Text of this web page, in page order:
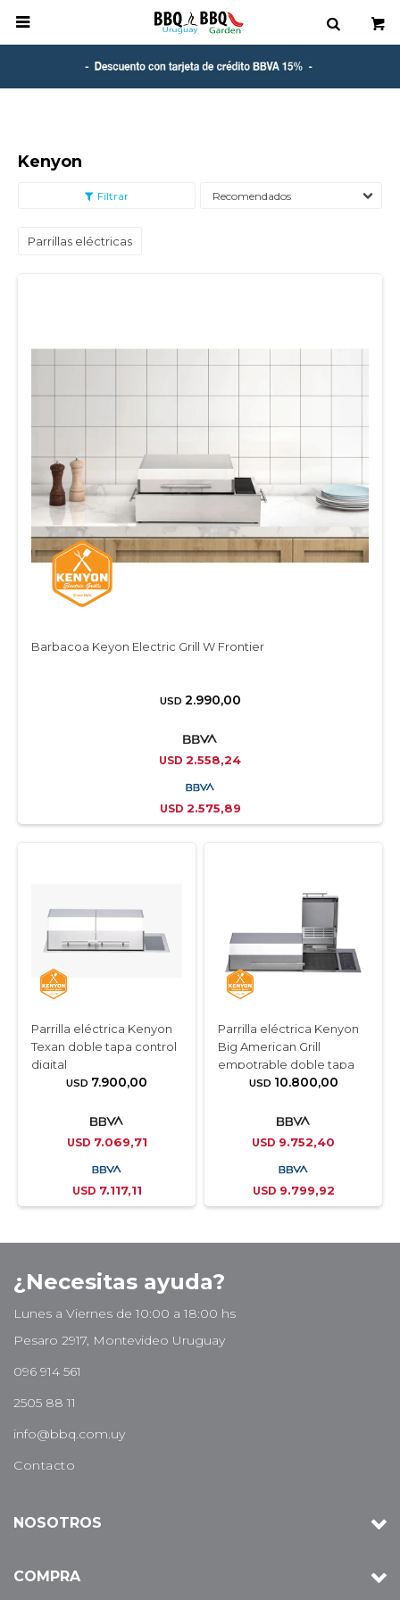

Kenyon
Recomendados
Parrillas eléctricas
Barbacoa Keyon Electric Grill W Frontier
USD 2.990,00
USD 2.558,24
USD 2.575,89
Parrilla eléctrica Kenyon
Texan doble tapa control
digital
USD 7.900,00
USD 7.069,71
USD 7.117,11
Parrilla eléctrica Kenyon
Big American Grill
empotrable doble tapa
con control digital
USD 10.800,00
USD 9.752,40
USD 9.799,92
¿Necesitas ayuda?
Lunes a Viernes de 10:00 a 18:00 hs
Pesaro 2917, Montevideo Uruguay
096 914 561
2505 88 11
info@bbq.com.uy
Contacto
NOSOTROS
COMPRA